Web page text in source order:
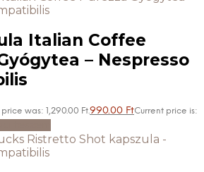
Italian Coffee
– Nespresso
was: 1,290.00 Ft.990.00 FtCurrent price is: